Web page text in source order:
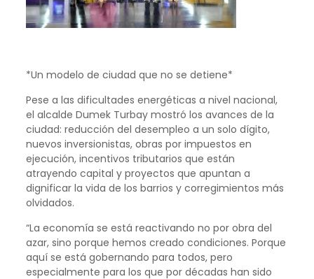
*Un modelo de ciudad que no se detiene*
Pese a las dificultades energéticas a nivel nacional,
el alcalde Dumek Turbay mostró los avances de la
ciudad: reducción del desempleo a un solo dígito,
nuevos inversionistas, obras por impuestos en
ejecución, incentivos tributarios que están
atrayendo capital y proyectos que apuntan a
dignificar la vida de los barrios y corregimientos más
olvidados.
“La economía se está reactivando no por obra del
azar, sino porque hemos creado condiciones. Porque
aquí se está gobernando para todos, pero
especialmente para los que por décadas han sido